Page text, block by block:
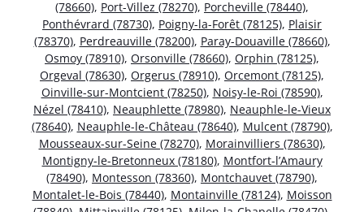
(78660), Port-Villez (78270), Porcheville (78440),
Ponthévrard (78730), Poigny-la-Forêt (78125), Plaisir
(78370), Perdreauville (78200), Paray-Douaville (78660),
Osmoy (78910), Orsonville (78660), Orphin (78125),
Orgeval (78630), Orgerus (78910), Orcemont (78125),
Oinville-sur-Montcient (78250), Noisy-le-Roi (78590),
Nézel (78410), Neauphlette (78980), Neauphle-le-Vieux
(78640), Neauphle-le-Château (78640), Mulcent (78790),
Mousseaux-sur-Seine (78270), Morainvilliers (78630),
Montigny-le-Bretonneux (78180), Montfort-l’Amaury
(78490), Montesson (78360), Montchauvet (78790),
Montalet-le-Bois (78440), Montainville (78124), Moisson